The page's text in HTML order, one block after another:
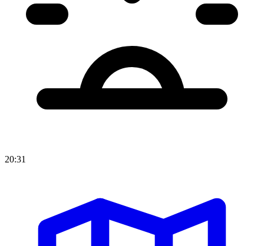
20:31